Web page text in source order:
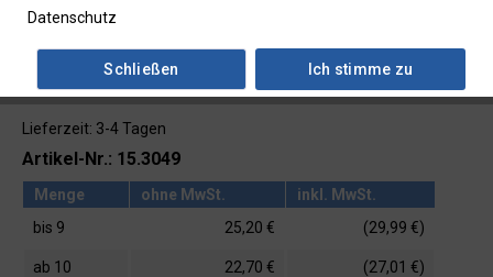
Lieferzeit: 3-4 Tagen
Artikel-Nr.: 15.3049
Menge ohne MwSt.
inkl. MwSt.
bis 9 25,20 € (29,99 €)
ab 10 22,70 € (27,01 €)
Datenschutz
Ich stimme zu
Schließen